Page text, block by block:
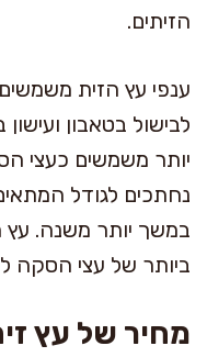
הזיתים.
ענפי עץ הזית
לבישול בטאבון
יותר משמשים כעצי
נחתכים לגודל
במשך יותר משנה. עץ
ביותר של עצי הסקה
מחיר של עץ